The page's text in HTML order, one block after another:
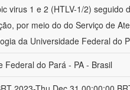
virus 1 e 2 (HTLV-1/2) seguido
por meio do do Serviço de
da Universidade Federal do
Federal do Pará - PA - Brasil